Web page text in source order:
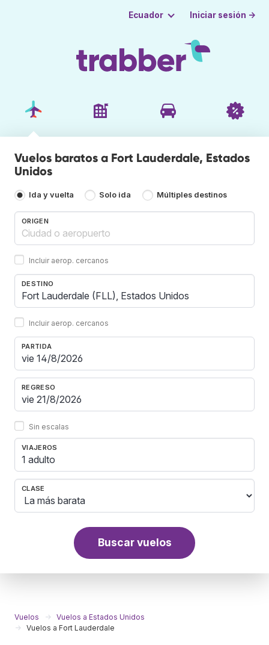
Ecuador Iniciar sesión →
Vuelos baratos a Fort Lauderdale, Estados
Unidos
Ida y vuelta Solo ida Múltiples destinos
ORIGEN
Incluir aerop. cercanos
DESTINO
Incluir aerop. cercanos
PARTIDA
REGRESO
Sin escalas
VIAJEROS
1 adulto
CLASE
Buscar vuelos
Vuelos
Vuelos a Estados Unidos
Vuelos a Fort Lauderdale